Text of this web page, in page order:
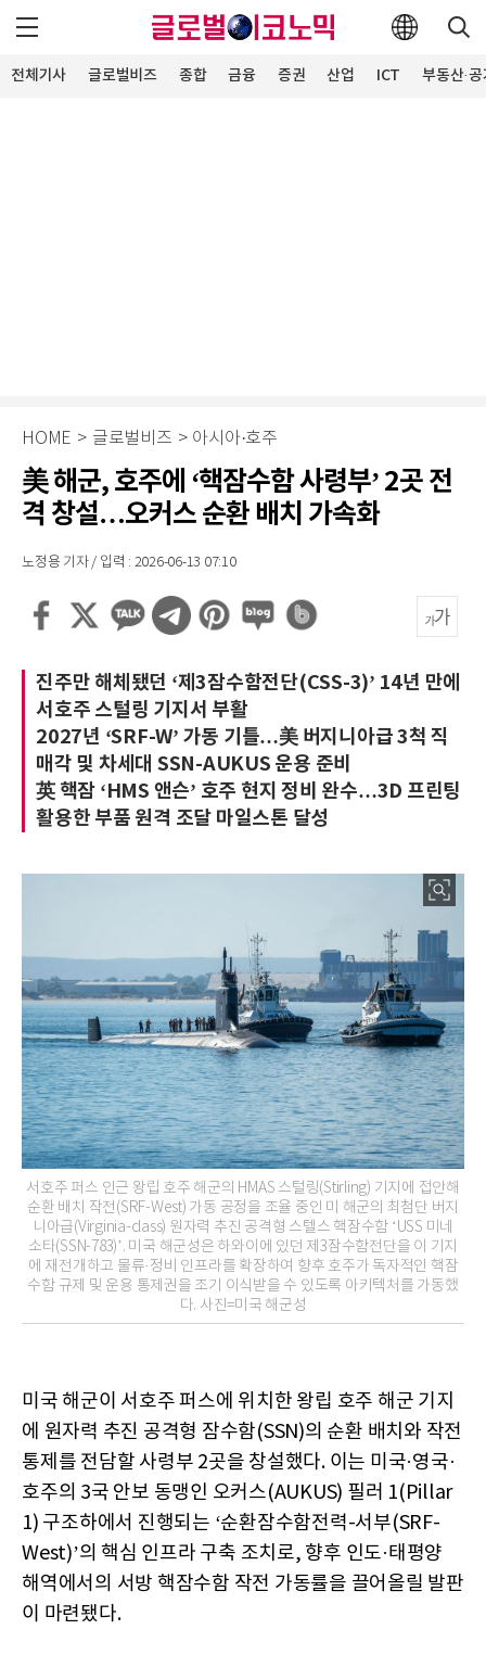
전체기사 글로벌비즈 종합 금융 증권 산업 ICT 부동산·
HOME > 글로벌비즈 > 아시아·호주
美 해군, 호주에 ‘핵잠수함 사령부’ 2곳 전
격 창설…오커스 순환 배치 가속화
노정용 기자 / 입력 : 2026-06-13 07:10
진주만 해체됐던 ‘제3잠수함전단(CSS-3)’ 14년 만에
서호주 스털링 기지서 부활
2027년 ‘SRF-W’ 가동 기틀…美 버지니아급 3척 직
매각 및 차세대 SSN-AUKUS 운용 준비
英 핵잠 ‘HMS 앤슨’ 호주 현지 정비 완수…3D 프린팅
활용한 부품 원격 조달 마일스톤 달성
서호주 퍼스 인근 왕립 호주 해군의 HMAS 스털링(Stirling) 기지에 접안해
순환 배치 작전(SRF-West) 가동 공정을 조율 중인 미 해군의 최첨단 버지
니아급(Virginia-class) 원자력 추진 공격형 스텔스 핵잠수함 ‘USS 미네
소타(SSN-783)’. 미국 해군성은 하와이에 있던 제3잠수함전단을 이 기지
에 재전개하고 물류·정비 인프라를 확장하여 향후 호주가 독자적인 핵잠
수함 규제 및 운용 통제권을 조기 이식받을 수 있도록 아키텍처를 가동했
다. 사진=미국 해군성
미국 해군이 서호주 퍼스에 위치한 왕립 호주 해군 기지
에 원자력 추진 공격형 잠수함(SSN)의 순환 배치와 작전
통제를 전담할 사령부 2곳을 창설했다. 이는 미국·영국·
호주의 3국 안보 동맹인 오커스(AUKUS) 필러 1(Pillar
1) 구조하에서 진행되는 ‘순환잠수함전력-서부(SRF-
West)’의 핵심 인프라 구축 조치로, 향후 인도·태평양
해역에서의 서방 핵잠수함 작전 가동률을 끌어올릴 발판
이 마련됐다.